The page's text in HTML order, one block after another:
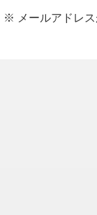
※ メールアドレス